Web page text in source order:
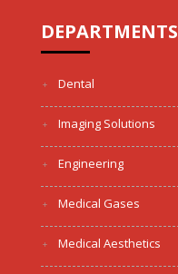
DEPARTMENTS
Dental
Imaging Solutions
Engineering
Medical Gases
Medical Aesthetics